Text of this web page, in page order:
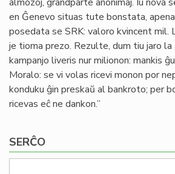
en Ĝenevo situas tute bonstata,
posedata se SRK: valoro kvincent mil.
je tioma prezo. Rezulte, dum tiu jaro la
kampanjo liveris nur milionon: mankis
Moralo: se vi volas ricevi monon por
konduku ĝin preskaŭ al bankroto; per
ricevas eĉ ne dankon.”
SERĈO